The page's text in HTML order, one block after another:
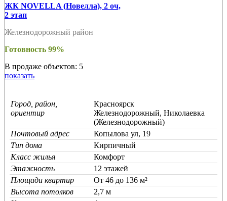
ЖК NOVELLA (Новелла), 2 оч,
2 этап
Железнодорожный район
Готовность 99%
В продаже объектов: 5
показать
Город, район,
ориентир
Красноярск
Железнодорожный, Николаевка
(Железнодорожный)
Почтовый адрес
Копылова ул, 19
Тип дома
Кирпичный
Класс жилья
Комфорт
Этажность
12 этажей
Площади квартир
От 46 до 136 м²
Высота потолков
2,7 м